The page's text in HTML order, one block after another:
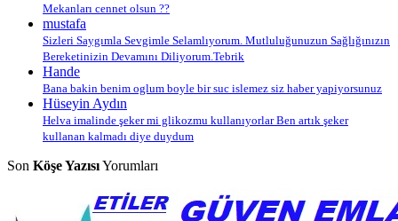
Mekanları cennet olsun ??
mustafa
Sizleri Saygımla Sevgimle Selamlıyorum. Mutluluğunuzun Sağlığınızın
Bereketinizin Devamını Diliyorum.Tebrik
Hande
Bana bakin benim oglum boyle bir suc islemez siz haber yapiyorsunuz
Hüseyin Aydın
Helva imalinde şeker mi glikozmu kullanıyorlar Ben artık şeker
kullanan kalmadı diye duydum
Son Köşe YazısıYorumları